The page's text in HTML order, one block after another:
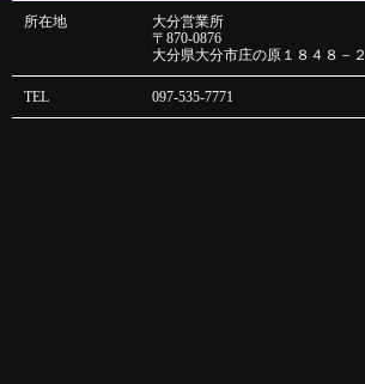
所在地
大分営業所
〒870-0876
大分県大分市庄の原１８４８－２
TEL 097-535-7771